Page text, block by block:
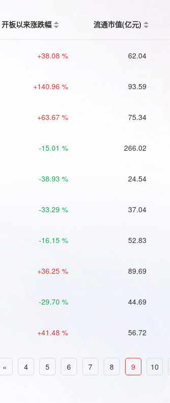
开板以来涨跌幅 流通市值(亿元)
+38.08 % 62.04
+140.96 % 93.59
+63.67 % 75.34
-15.01 % 266.02
-38.93 % 24.54
-33.29 % 37.04
-16.15 % 52.83
+36.25 % 89.69
-29.70 % 44.69
+41.48 % 56.72
« 4 5 6 7 8 9 10